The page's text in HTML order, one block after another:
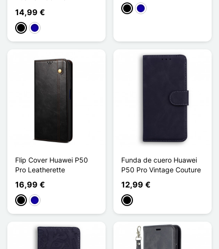
14,99 €
NegroAzul oscuro
NegroAzul oscuro
Flip Cover Huawei P50
Pro Leatherette
16,99 €
NegroAzul oscuro
Funda de cuero Huawei
P50 Pro Vintage Couture
12,99 €
Negro